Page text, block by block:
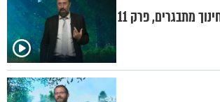
הרב מרדכי חזיזה: חינוך מתבגרים, פרק 11